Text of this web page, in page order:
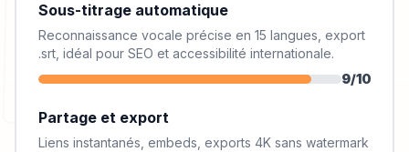
Sous-titrage automatique
Reconnaissance vocale précise en 15 langues, export
.srt, idéal pour SEO et accessibilité internationale.
9/10
Partage et export
Liens instantanés, embeds, exports 4K sans watermark